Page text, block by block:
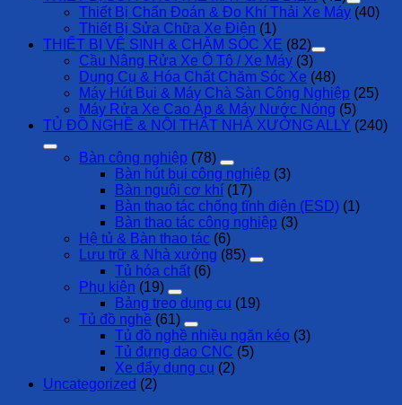
Thiết Bị Chẩn Đoán & Đo Khí Thải Xe Máy (40)
Thiết Bị Sửa Chữa Xe Điện (1)
THIẾT BỊ VỆ SINH & CHĂM SÓC XE (82)
Cầu Nâng Rửa Xe Ô Tô / Xe Máy (3)
Dụng Cụ & Hóa Chất Chăm Sóc Xe (48)
Máy Hút Bụi & Máy Chà Sàn Công Nghiệp (25)
Máy Rửa Xe Cao Áp & Máy Nước Nóng (5)
TỦ ĐỒ NGHỀ & NỘI THẤT NHÀ XƯỞNG ALLY (240)
Bàn công nghiệp (78)
Bàn hút bụi công nghiệp (3)
Bàn nguội cơ khí (17)
Bàn thao tác chống tĩnh điện (ESD) (1)
Bàn thao tác công nghiệp (3)
Hệ tủ & Bàn thao tác (6)
Lưu trữ & Nhà xưởng (85)
Tủ hóa chất (6)
Phụ kiện (19)
Bảng treo dụng cụ (19)
Tủ đồ nghề (61)
Tủ đồ nghề nhiều ngăn kéo (3)
Tủ đựng dao CNC (5)
Xe đẩy dụng cụ (2)
Uncategorized (2)